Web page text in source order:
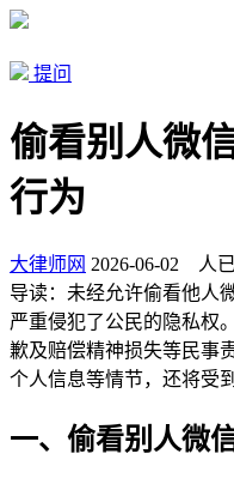
提问
偷看别人微
行为
大律师网 2026-06-02
人
导读： 未经允许偷看他人
严重侵犯了公民的隐私权
歉及赔偿精神损失等民事
个人信息等情节，还将受
一、偷看别人微